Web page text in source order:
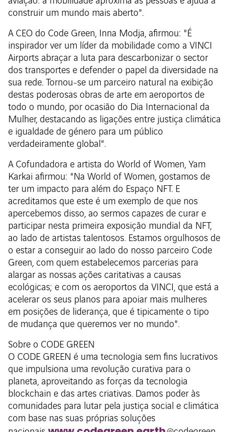
construir um mundo mais aberto".
A CEO do Code Green, Inna Modja, afirmou: "É
inspirador ver um líder da mobilidade como a VINCI
Airports abraçar a luta para descarbonizar o sector
dos transportes e defender o papel da diversidade na
sua rede. Tornou-se um parceiro natural na exibição
destas poderosas obras de arte em aeroportos de
todo o mundo, por ocasião do Dia Internacional da
Mulher, destacando as ligações entre justiça climática
e igualdade de género para um público
verdadeiramente global".
A Cofundadora e artista do World of Women, Yam
Karkai afirmou: "Na World of Women, gostamos de
ter um impacto para além do Espaço NFT. E
acreditamos que este é um exemplo de que nos
apercebemos disso, ao sermos capazes de curar e
participar nesta primeira exposição mundial da NFT,
ao lado de artistas talentosos. Estamos orgulhosos de
o estar a conseguir ao lado do nosso parceiro Code
Green, com quem estabelecemos parcerias para
alargar as nossas ações caritativas a causas
ecológicas; e com os aeroportos da VINCI, que está a
acelerar os seus planos para apoiar mais mulheres
em posições de liderança, que é tipicamente o tipo
de mudança que queremos ver no mundo".
Sobre o CODE GREEN
O CODE GREEN é uma tecnologia sem fins lucrativos
que impulsiona uma revolução curativa para o
planeta, aproveitando as forças da tecnologia
blockchain e das artes criativas. Damos poder às
comunidades para lutar pela justiça social e climática
com base nas suas próprias soluções